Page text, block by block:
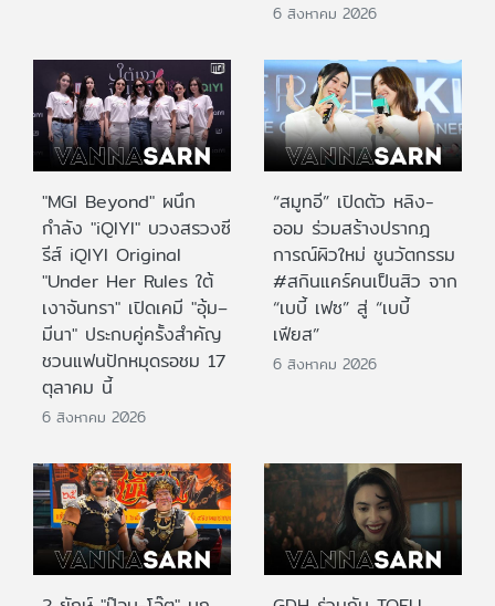
6 สิงหาคม 2026
"MGI Beyond" ผนึก
กำลัง "iQIYI" บวงสรวงซี
รีส์ iQIYI Original
"Under Her Rules ใต้
เงาจันทรา" เปิดเคมี "อุ้ม–
มีนา" ประกบคู่ครั้งสำคัญ
ชวนแฟนปักหมุดรอชม 17
ตุลาคม นี้
6 สิงหาคม 2026
“สมูทอี” เปิดตัว หลิง-
ออม ร่วมสร้างปรากฎ
การณ์ผิวใหม่ ชูนวัตกรรม
#สกินแคร์คนเป็นสิว จาก
“เบบี้ เฟซ” สู่ “เบบี้
เฟียส”
6 สิงหาคม 2026